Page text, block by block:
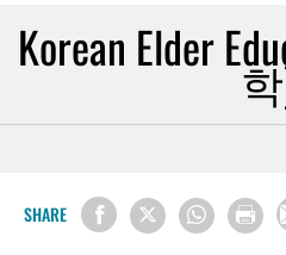
Korean Elder
SHARE